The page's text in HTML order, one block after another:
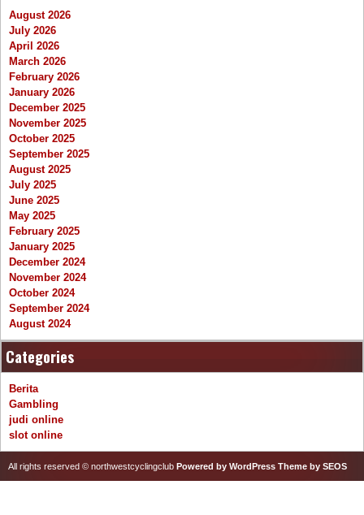
August 2026
July 2026
April 2026
March 2026
February 2026
January 2026
December 2025
November 2025
October 2025
September 2025
August 2025
July 2025
June 2025
May 2025
February 2025
January 2025
December 2024
November 2024
October 2024
September 2024
August 2024
Categories
Berita
Gambling
judi online
slot online
All rights reserved © northwestcyclingclub Powered by WordPress Theme by SEOS